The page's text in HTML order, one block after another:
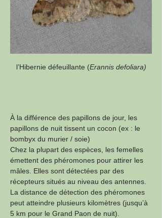
l’Hibernie défeuillante (Erannis defoliara)
À la différence des papillons de jour, les
papillons de nuit tissent un cocon (ex : le
bombyx du murier / soie)
Chez la plupart des espèces, les femelles
émettent des phéromones pour attirer les
mâles. Elles sont détectées par des
récepteurs situés au niveau des antennes.
La distance de détection des phéromones
peut atteindre plusieurs kilomètres (jusqu’à
5 km pour le Grand Paon de nuit).